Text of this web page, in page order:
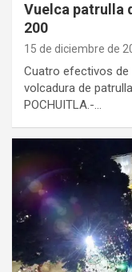
Vuelca patrulla
200
15 de diciembre de
Cuatro efectivos de
volcadura de
POCHUITLA.-…